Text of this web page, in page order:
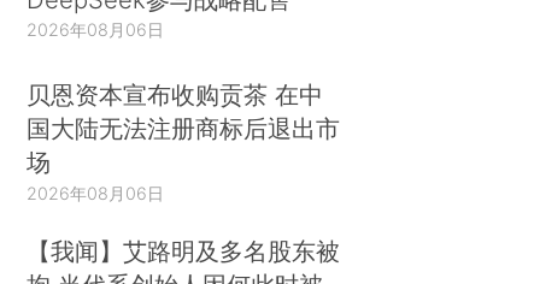
2026年08月06日
贝恩资本宣布收购贡茶 在中
国大陆无法注册商标后退出市
场
2026年08月06日
【我闻】艾路明及多名股东被